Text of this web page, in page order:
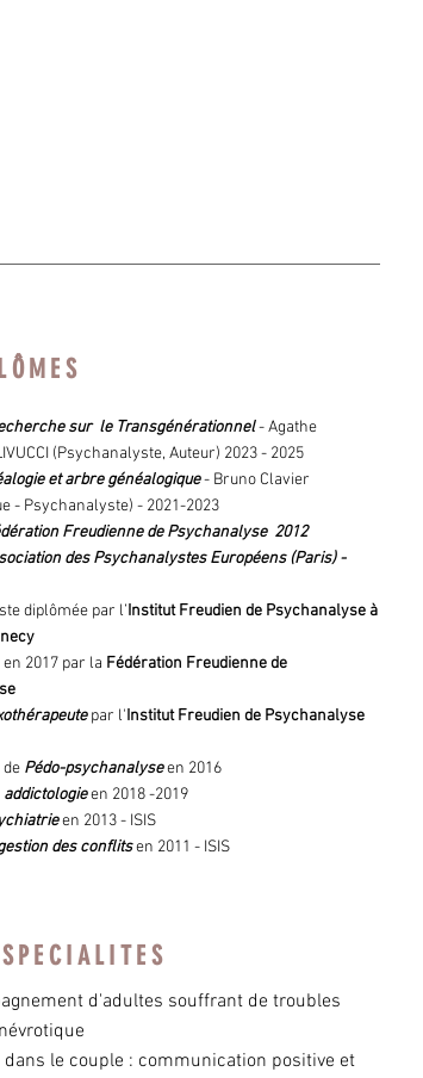
sur le Transgénérationnel- Agathe
(Psychanalyste, Auteur) 2023 - 2025
et arbre généalogique- Bruno Clavier
- Psychanalyste) - 2021-2023
Freudienne de Psychanalyse 2012
des Psychanalystes Européens (Paris) -
diplômée par l’Institut Freudien de Psychanalyse à
2017 par la Fédération Freudienne de
par l'Institut Freudien de Psychanalyse
Pédo-psychanalyseen 2016
addictologieen 2018 -2019
en 2013 - ISIS
des conflitsen 2011 - ISIS
d'adultes souffrant de troubles
dans le couple : communication positive et